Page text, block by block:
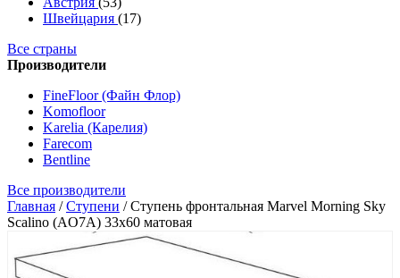
Швейцария (17)
Все страны
Производители
FineFloor (Файн Флор)
Komofloor
Karelia (Карелия)
Farecom
Bentline
Все производители
Главная /Ступени /Ступень фронтальная Marvel Morning Sky
Scalino (AO7A) 33x60 матовая